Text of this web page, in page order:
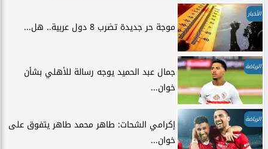
الأخبار
موجة حر جديدة تضرب 8 دول عربية.. هل...
الرياضة
جمال عبد الحميد يوجه رسالة للأهلي بشأن
خوان...
الرياضة
إكرامي الشحات: طاهر محمد طاهر يتفوق على
خوان...